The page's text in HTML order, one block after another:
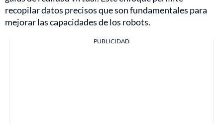
recopilar datos precisos que son fundamentales para
mejorar las capacidades de los robots.
PUBLICIDAD